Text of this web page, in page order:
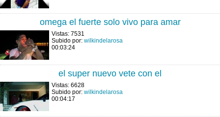
omega el fuerte solo vivo para amar
Vistas: 7531
Subido por: wilkindelarosa
00:03:24
el super nuevo vete con el
Vistas: 6628
Subido por: wilkindelarosa
00:04:17